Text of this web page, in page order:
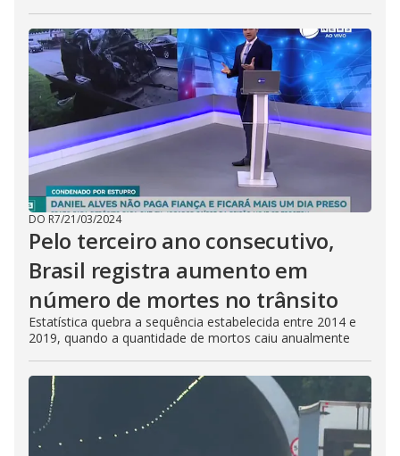
DO R7/21/03/2024
Pelo terceiro ano consecutivo,
Brasil registra aumento em
número de mortes no trânsito
Estatística quebra a sequência estabelecida entre 2014 e
2019, quando a quantidade de mortos caiu anualmente